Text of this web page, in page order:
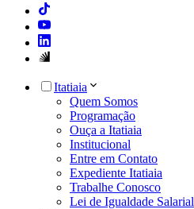
Itatiaia
Quem Somos
Programação
Ouça a Itatiaia
Institucional
Entre em Contato
Expediente Itatiaia
Trabalhe Conosco
Lei de Igualdade Salarial